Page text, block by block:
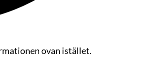
ovan istället.